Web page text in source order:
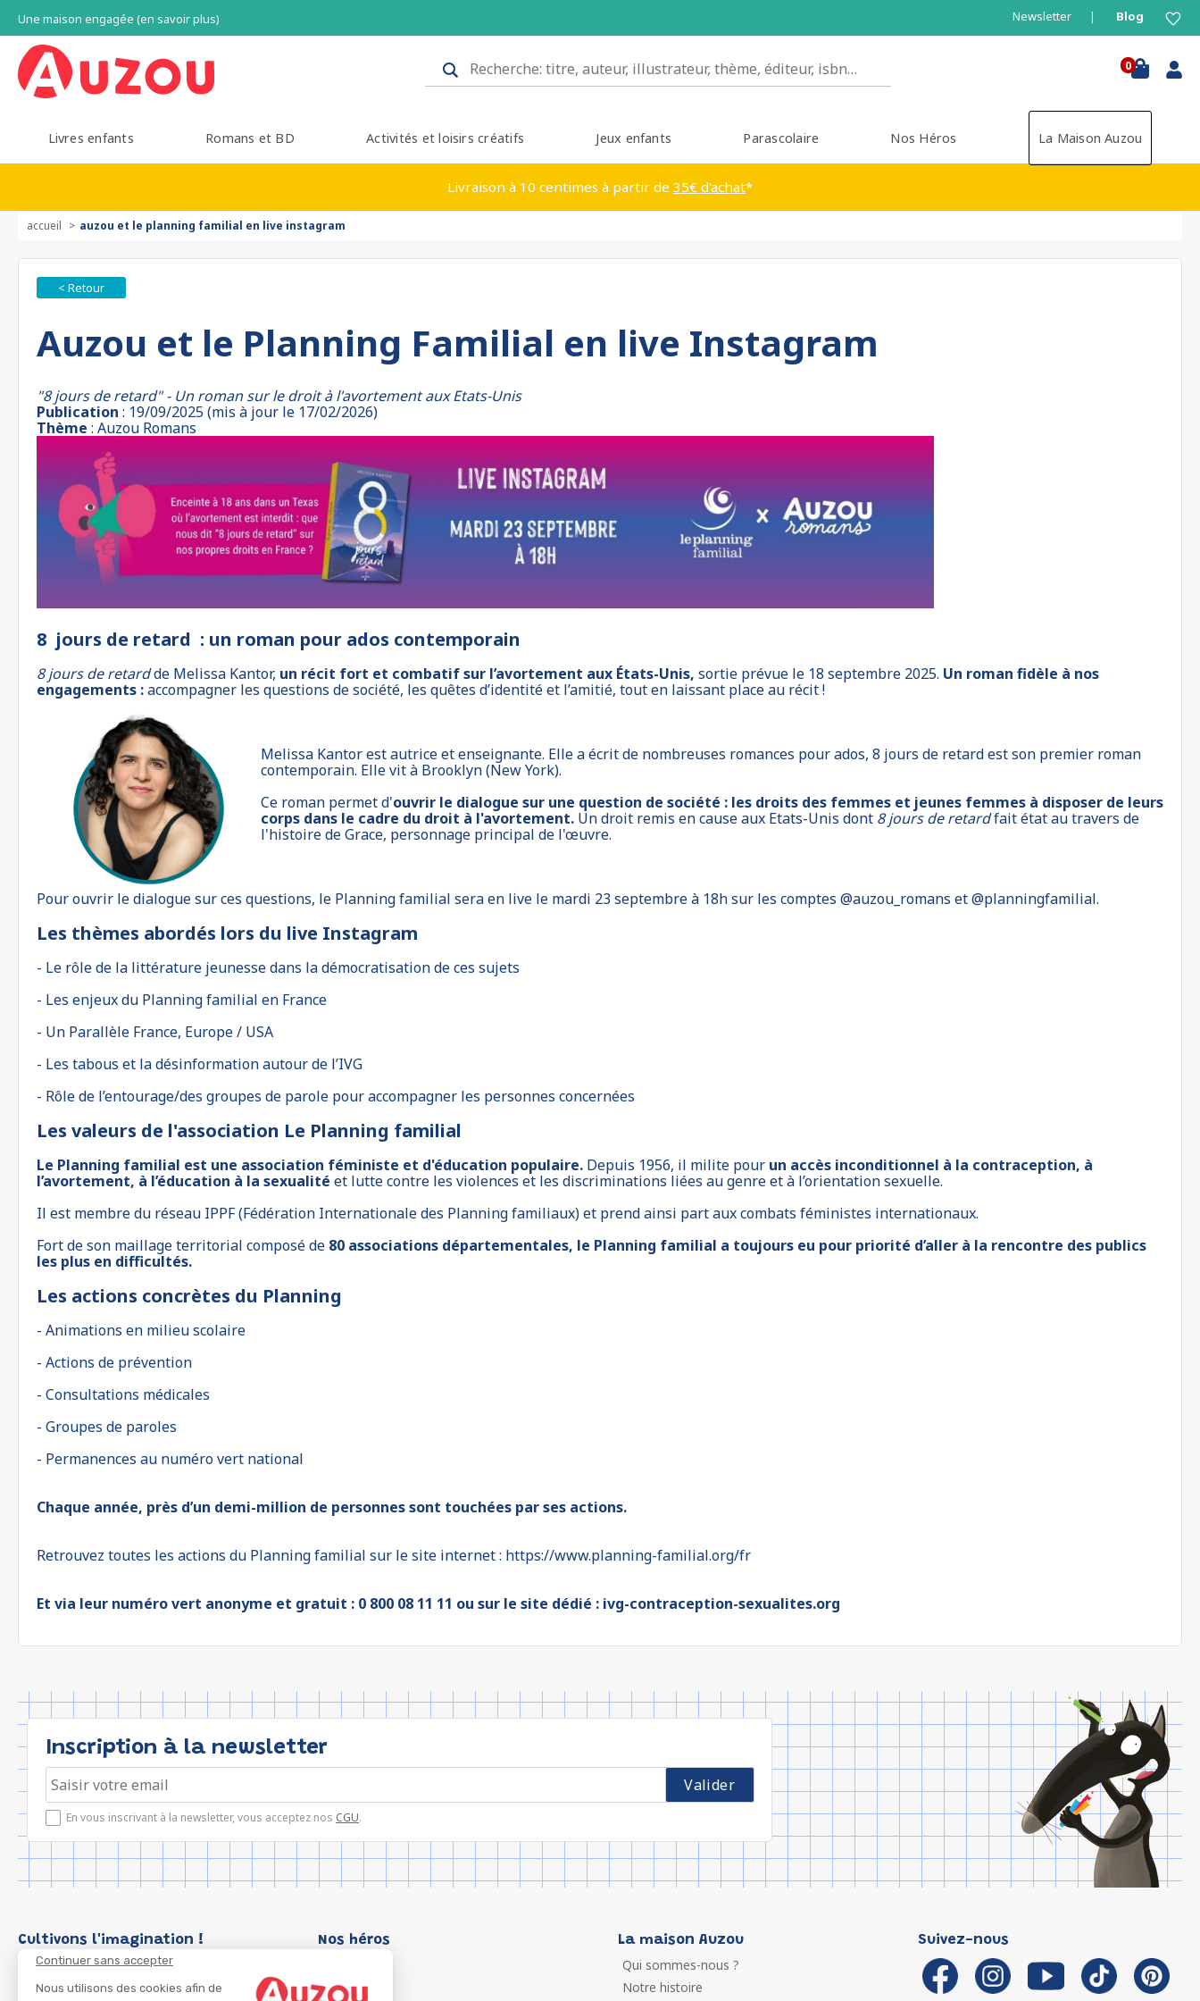
Continuer sans accepter
Nous utilisons des cookies afin de
Une maison engagée (en savoir plus) Newsletter Blog
0
Livres enfants Romans et BD Activités et loisirs créatifs Jeux enfants Parascolaire Nos Héros La Maison Auzou
Livraison à 10 centimes à partir de 35€ d'achat*
accueil auzou et le planning familial en live instagram
< Retour
Auzou et le Planning Familial en live Instagram
"8 jours de retard" - Un roman sur le droit à l'avortement aux Etats-Unis
Publication : 19/09/2025 (mis à jour le 17/02/2026)
Thème : Auzou Romans
8 jours de retard : un roman pour ados contemporain
8 jours de retardde Melissa Kantor, un récit fort et combatif sur l’avortement aux États-Unis, sortie prévue le 18 septembre 2025. Un roman fidèle à nos
engagements :accompagner les questions de société, les quêtes d’identité et l’amitié, tout en laissant place au récit !
Melissa Kantor est autrice et enseignante. Elle a écrit de nombreuses romances pour ados, 8 jours de retard est son premier roman
contemporain. Elle vit à Brooklyn (New York).
Ce roman permet d'ouvrir le dialogue sur une question de société : les droits des femmes et jeunes femmes à disposer de leurs
corps dans le cadre du droit à l'avortement. Un droit remis en cause aux Etats-Unis dont 8 jours de retardfait état au travers de
l'histoire de Grace, personnage principal de l'œuvre.
Pour ouvrir le dialogue sur ces questions, le Planning familial sera en live le mardi 23 septembre à 18h sur les comptes @auzou_romans et@planningfamilial.
Les thèmes abordés lors du live Instagram
- Le rôle de la littérature jeunesse dans la démocratisation de ces sujets
- Les enjeux du Planning familial en France
- Un Parallèle France, Europe / USA
- Les tabous et la désinformation autour de l’IVG
- Rôle de l’entourage/des groupes de parole pour accompagner les personnes concernées
Les valeurs de l'association Le Planning familial
Le Planning familial est une association féministe et d'éducation populaire. Depuis 1956, il milite pour un accès inconditionnel à la contraception, à
l’avortement, à l’éducation à la sexualité et lutte contre les violences et les discriminations liées au genre et à l’orientation sexuelle.
Il est membre du réseau IPPF (Fédération Internationale des Planning familiaux) et prend ainsi part aux combats féministes internationaux.
Fort de son maillage territorial composé de 80 associations départementales, le Planning familial a toujours eu pour priorité d’aller à la rencontre des publics
les plus en difficultés.
Les actions concrètes du Planning
- Animations en milieu scolaire
- Actions de prévention
- Consultations médicales
- Groupes de paroles
- Permanences au numéro vert national
Chaque année, près d’un demi-million de personnes sont touchées par ses actions.
Retrouvez toutes les actions du Planning familial sur le site internet : https://www.planning-familial.org/fr
Et via leur numéro vert anonyme et gratuit : 0 800 08 11 11 ou sur le site dédié : ivg-contraception-sexualites.org
Inscription à la newsletter
En vous inscrivant à la newsletter, vous acceptez nos CGU.
Cultivons l'imagination ! Nos héros
P'tit Loup
La maison Auzou
Qui sommes-nous ?
Notre histoire
Suivez-nous